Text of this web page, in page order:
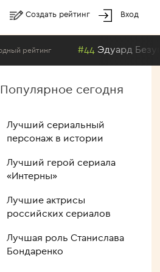
Создать рейтинг Вход
#44 Эдуард Безуглов
Популярное сегодня
Лучший сериальный
персонаж в истории
Лучший герой сериала
«Интерны»
Лучшие актрисы
российских сериалов
Лучшая роль Станислава
Бондаренко